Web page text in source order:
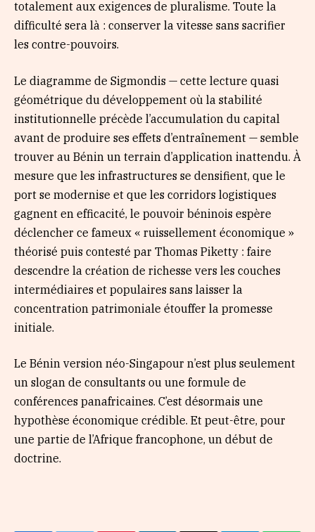
totalement aux exigences de pluralisme. Toute la
difficulté sera là : conserver la vitesse sans sacrifier
les contre-pouvoirs.
Le diagramme de Sigmondis — cette lecture quasi
géométrique du développement où la stabilité
institutionnelle précède l’accumulation du capital
avant de produire ses effets d’entraînement — semble
trouver au Bénin un terrain d’application inattendu. À
mesure que les infrastructures se densifient, que le
port se modernise et que les corridors logistiques
gagnent en efficacité, le pouvoir béninois espère
déclencher ce fameux « ruissellement économique »
théorisé puis contesté par Thomas Piketty : faire
descendre la création de richesse vers les couches
intermédiaires et populaires sans laisser la
concentration patrimoniale étouffer la promesse
initiale.
Le Bénin version néo-Singapour n’est plus seulement
un slogan de consultants ou une formule de
conférences panafricaines. C’est désormais une
hypothèse économique crédible. Et peut-être, pour
une partie de l’Afrique francophone, un début de
doctrine.